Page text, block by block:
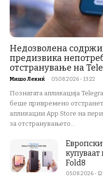
Недозволена
предизвика
отстранување на
Мишо Лекиќ - 05.08.2026 - 13:22
Познатата апликација
беше привремено
апликации App Store на
за отстранувањето...
купуваат
Fold8
05.08.2026 -